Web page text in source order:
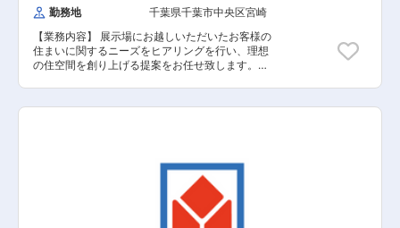
勤務地
千葉県千葉市中央区宮崎
【業務内容】 展示場にお越しいただいたお客様の
住まいに関するニーズをヒアリングを行い、理想
の住空間を創り上げる提案をお任せ致します。土
す。 【具体的な業務内容】 ■展示場へお越しい
の調査 ■契約関連の事務作業 ■引き渡し後のアフ
最大手である「ヤマダ」ホールディングスの不動
産領域を担当する同社での募集となります。ヤマ
ダホールディングスグループのグループシナジー